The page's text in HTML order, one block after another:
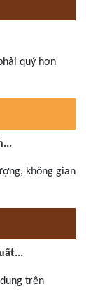
quý hơn
không gian
trên